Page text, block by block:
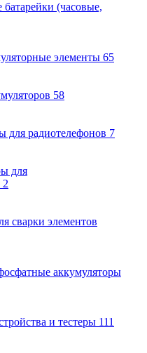
(часовые,
элементы 65
58
для радиотелефонов 7
для
2
сварки элементов
аккумуляторы
и тестеры 111